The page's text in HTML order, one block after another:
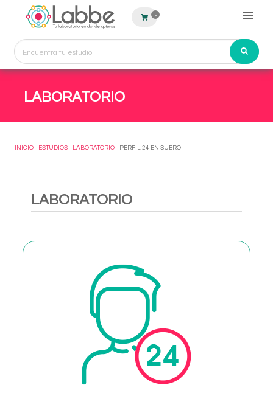
0
LABORATORIO
INICIO - ESTUDIOS - LABORATORIO - PERFIL 24 EN SUERO
LABORATORIO